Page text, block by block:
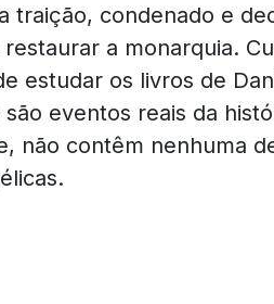
traição, condenado e
a monarquia.
estudar os livros de
eventos reais da
não contêm nenhuma